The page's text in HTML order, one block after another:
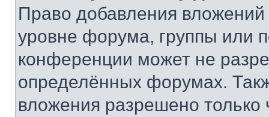
Право добавления
уровне форума, группы или
конференции может не
определённых форумах.
вложения разрешено